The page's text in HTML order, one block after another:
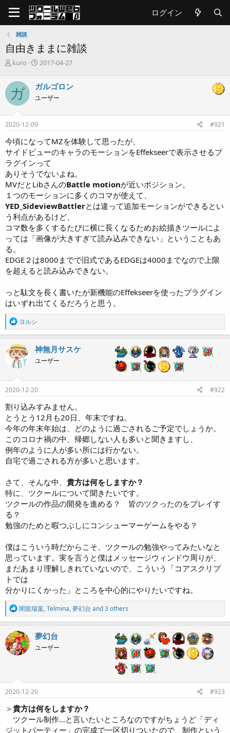
ログイン
雑談
自由きままに雑談
T
r
e
a
d
s
t
a
r
t
e
r
kuro
開
2017-04-27
ガ ガルゴロン
ユーザー
2020-12-09 #921
今頃になってMZを体験して思ったが、
サイドビューのキャラのモーションをEffekseerで表示させるプ
ラグインって
ありそうでないよね。
MVだとLibさんのBattle motionが近いポジション。
１つのモーションに多くのコマが使えて、
YED_SideviewBattlerとは違って追加モーションができるとい
う利点があるけど、
コマ数を多くするたびに横に長くなるためお絵描きツールによ
っては「画像が大きすぎて読み込みできない」ということもあ
る。
EDGE２は8000までで旧式であるEDGEは4000までなので上限
を超えると読み込みできない。
っと駄文を長く書いたが新機能のEffekseerを使ったプラグイン
はいずれ出てくるだろうと思う。
R
e
a
c
t
i
o
n
s
:
ヨルシ
神無月サスケ
ユーザー
2020-12-20 #922
割り込みすみません。
とうとう12月も20日、年末ですね。
今年の年末年始は、どのように過ごされるご予定でしょうか。
このコロナ禍の中、帰郷しない人も多いと聞きますし、
例年のように人が多い所には行かない。
自宅で過ごされる方が多いと思います。
さて、そんな中、 貴方は何をしますか？
特に、ツクールについて聞きたいです。
ツクールの作品の開発を進める？ 皆のツクったのをプレイす
る？
勉強のためと暇つぶしにコンシューマーゲームをやる？
僕はこういう時だからこそ、ツクールの勉強やってみたいなと
思っています。実を言うと僕はメッセージウィンドウ周りが、
まだあまり理解しきれていないので、こういう「コアスクリプ
トでは
分かりにくかった」ところを中心的にやりたいですね。
R
e
a
c
t
i
o
:
闇龍瑞葉,Telmina,夢幻台 and 3 others
夢幻台
ユーザー
2020-12-20 #923
＞ 貴方は何をしますか？
ツクール制作…と言いたいところなのですがちょうど「ディ
ジットパーティー」の完成で一区切りついたので、制作という